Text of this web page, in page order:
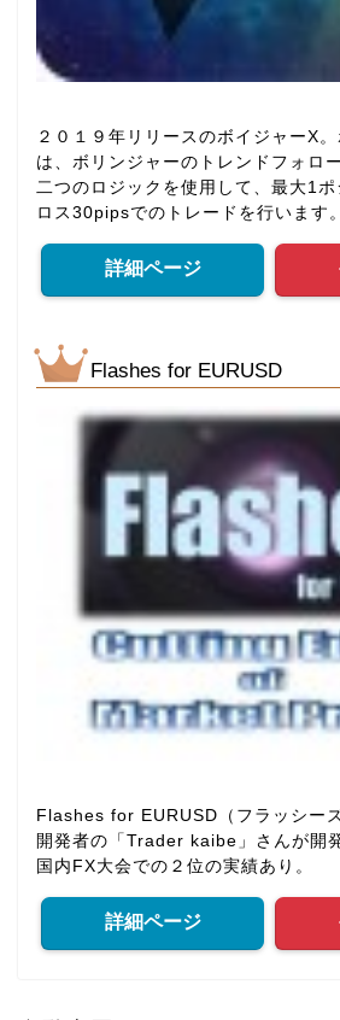
２０１９年リリースのボイジャーX
は、ボリンジャーのトレンドフォロ
二つのロジックを使用して、最大1
ロス30pipsでのトレードを行います。
詳細ページ
Flashes for EURUSD
Flashes for EURUSD（フラッシー
開発者の「Trader kaibe」さんが開
国内FX大会での２位の実績あり。
詳細ページ